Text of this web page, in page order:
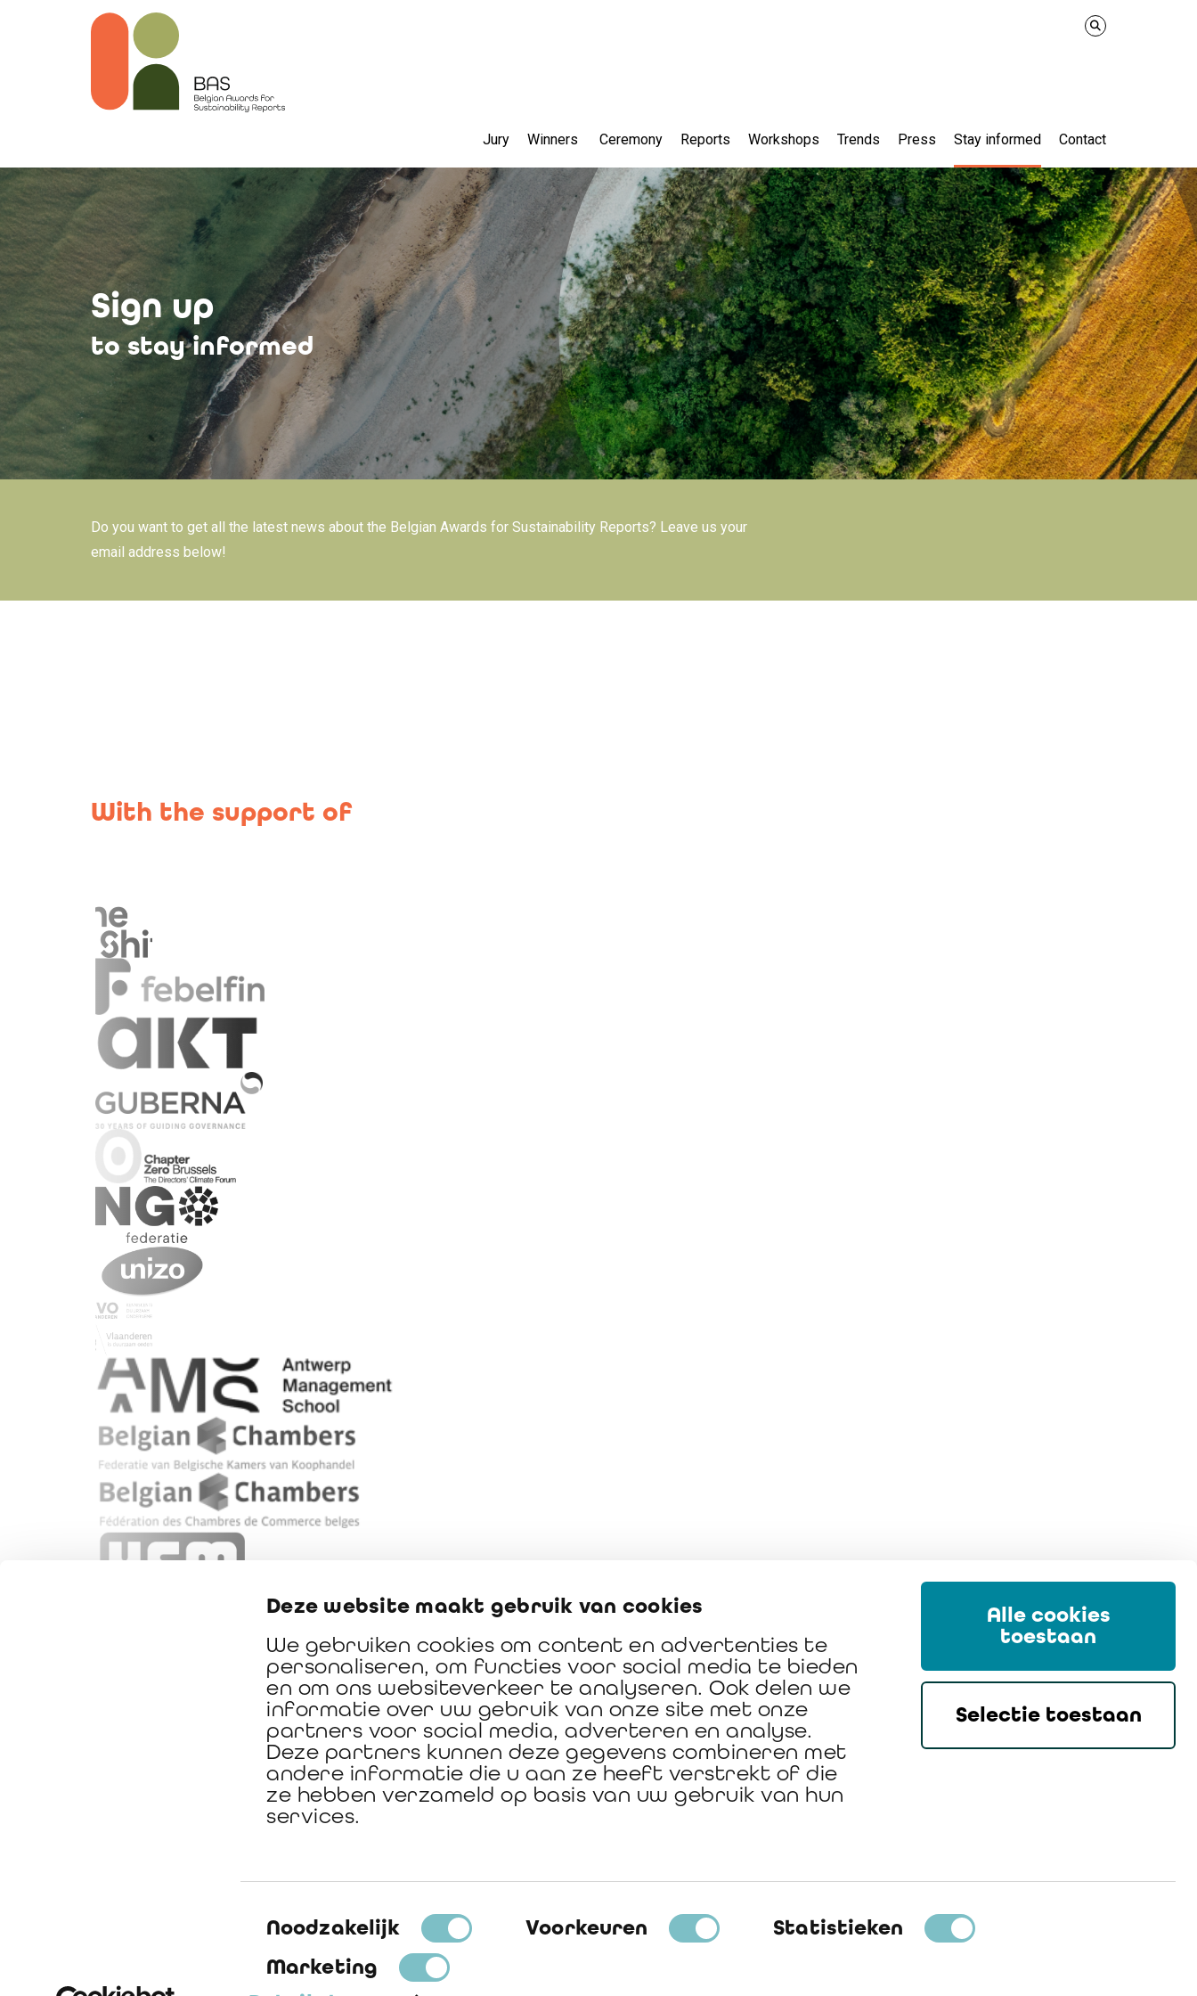
Deze website maakt gebruik van cookies
We gebruiken cookies om content en advertenties te
personaliseren, om functies voor social media te bieden
en om ons websiteverkeer te analyseren. Ook delen we
informatie over uw gebruik van onze site met onze
partners voor social media, adverteren en analyse.
Deze partners kunnen deze gegevens combineren met
andere informatie die u aan ze heeft verstrekt of die
ze hebben verzameld op basis van uw gebruik van hun
services.
Toestemmingsselectie
Noodzakelijk Voorkeuren
Statistieken
Marketing
Alle cookies
toestaan
Selectie toestaan
Jury Winners Ceremony Reports Workshops Trends Press Stay informed Contact
Sign up
to stay informed
Do you want to get all the latest news about the Belgian Awards for Sustainability Reports? Leave us your
email address below!
With the support of
In association with its Founding Partner